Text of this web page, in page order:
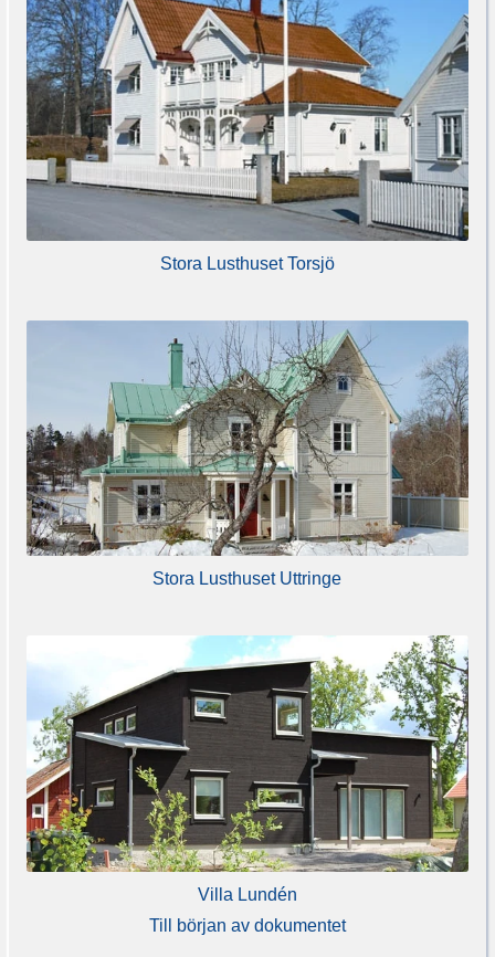
Stora Lusthuset Torsjö
Stora Lusthuset Uttringe
Villa Lundén
Till början av dokumentet